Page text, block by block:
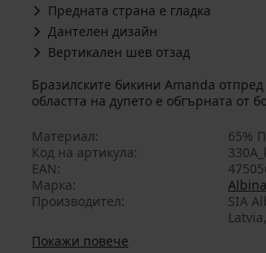
Предната страна е гладка
Дантелен дизайн
Вертикален шев отзад
Бразилските бикини Amanda
областта на дупето е обгърната от
Материал
65%
Код на артикула
EAN
Марка
Albina
Производител
SIA
Покажи повече